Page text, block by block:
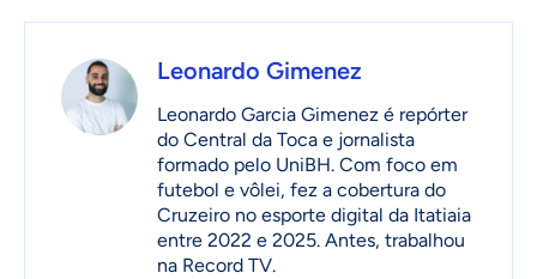
Leonardo Gimenez
Leonardo Garcia Gimenez é repórter
do Central da Toca e jornalista
formado pelo UniBH. Com foco em
futebol e vôlei, fez a cobertura do
Cruzeiro no esporte digital da Itatiaia
entre 2022 e 2025. Antes, trabalhou
na Record TV.